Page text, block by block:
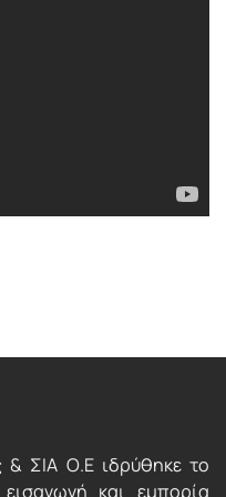
& ΣΙΑ Ο.Ε ιδρύθηκε το
και εμπορία